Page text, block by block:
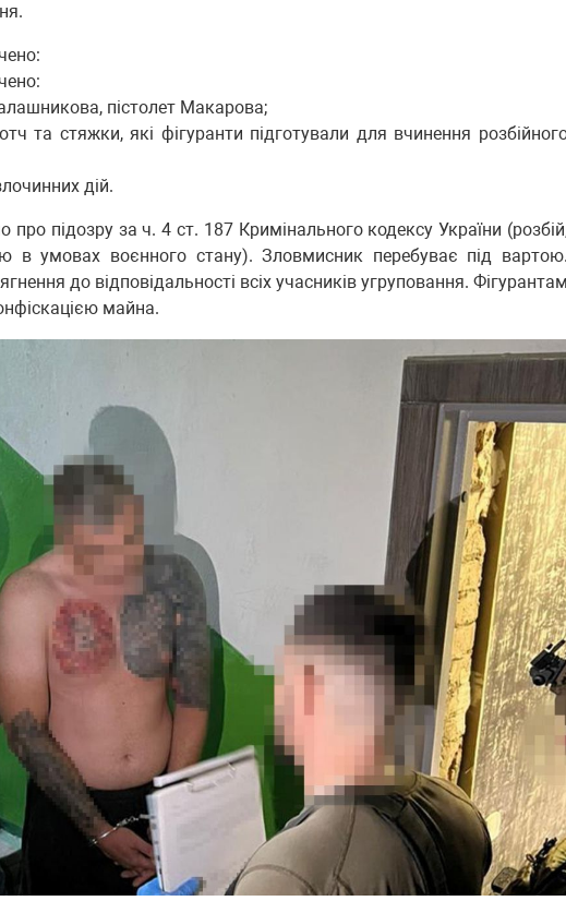
пістолет Макарова;
та стяжки, які фігуранти підготували для вчинення
дій.
про підозру за ч. 4 ст. 187 Кримінального кодексу України
в умовах воєнного стану). Зловмисник перебуває під вартою.
до відповідальності всіх учасників угруповання. Фігурантам
майна.